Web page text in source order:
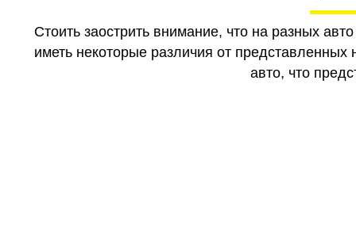
Стоить заострить внимание, что на разных
иметь некоторые различия от
авто, что